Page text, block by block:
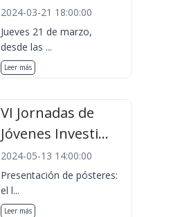
2024-03-21 18:00:00
Jueves 21 de marzo,
desde las ...
Leer más
VI Jornadas de
Jóvenes Investi...
2024-05-13 14:00:00
Presentación de pósteres:
el l...
Leer más